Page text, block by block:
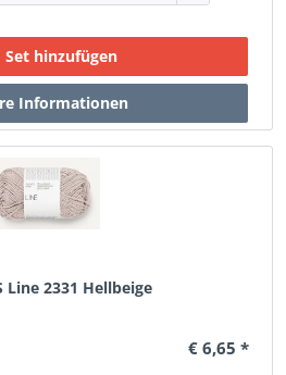
Line 2331 Hellbeige
€ 6,65 *